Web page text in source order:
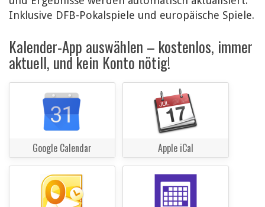
Inklusive DFB-Pokalspiele und europäische Spiele.
Kalender-App auswählen – kostenlos, immer
aktuell, und kein Konto nötig!
Google Calendar Apple iCal